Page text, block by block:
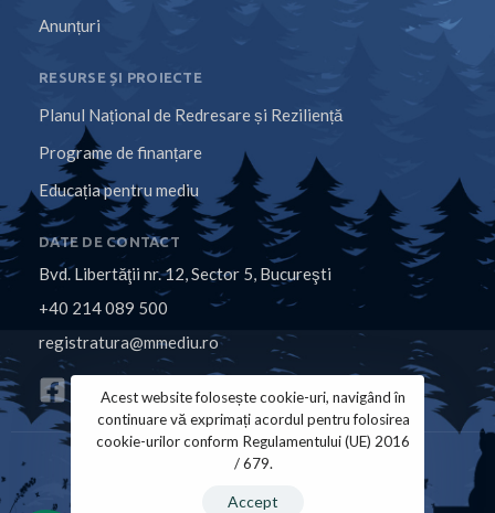
Anunțuri
RESURSE ȘI PROIECTE
Planul Național de Redresare și Reziliență
Programe de finanțare
Educația pentru mediu
DATE DE CONTACT
Bvd. Libertăţii nr. 12, Sector 5, Bucureşti
+40 214 089 500
registratura@mmediu.ro
Acest website folosește cookie-uri, navigând în
continuare vă exprimați acordul pentru folosirea
cookie-urilor conform Regulamentului (UE) 2016
/ 679.
Accept